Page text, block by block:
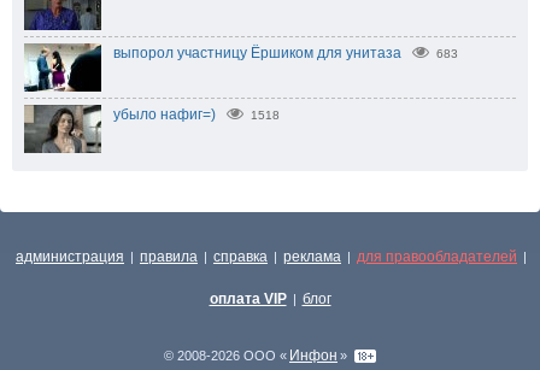
выпорол участницу Ёршиком для унитаза 683
убыло нафиг=) 1518
администрация | правила | справка | реклама | для правообладателей |
оплата VIP | блог
© 2008-2026 ООО « Инфон »